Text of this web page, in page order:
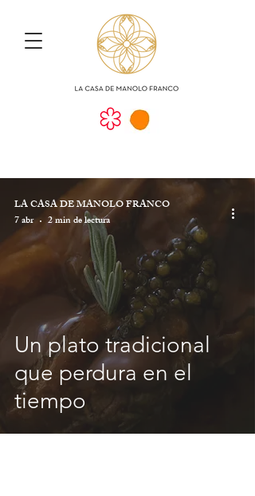
Un plato tradicional
que perdura en el
tiempo
LA CASA DE MANOLO FRANCO
7 abr
2 min de lectura